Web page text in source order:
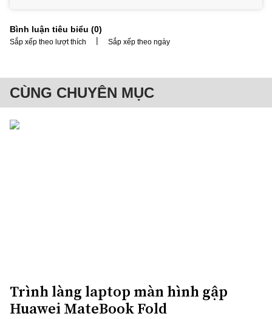
Bình luận tiêu biểu (0)
Sắp xếp theo lượt thích | Sắp xếp theo ngày
CÙNG CHUYÊN MỤC
Trình làng laptop màn hình gập
Huawei MateBook Fold